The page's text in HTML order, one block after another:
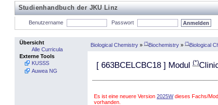
Studienhandbuch der JKU Linz
Benutzername Passwort
Übersicht
Alle Curricula
Externe Tools
KUSSS
Auwea NG
Biological Chemistry » (*)Biochemistry » (*)Biological
[ 663BCELCBC18 ] Modul (*)
Es ist eine neuere Version 2025Wdieses Fachs/
vorhanden.